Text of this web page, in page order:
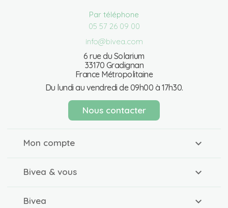
Par téléphone
05 57 26 09 00
info@bivea.com
6 rue du Solarium
33170 Gradignan
France Métropolitaine
Du lundi au vendredi de 09h00 à 17h30.
Nous contacter
Mon compte
Bivea & vous
Bivea